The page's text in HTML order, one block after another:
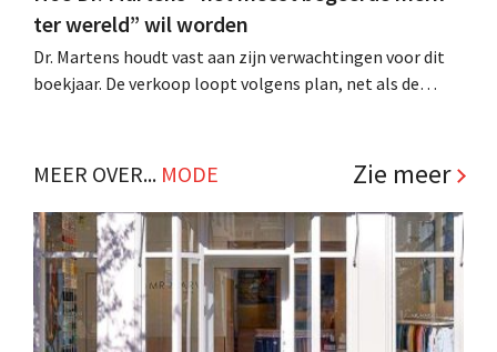
ter wereld” wil worden
Dr. Martens houdt vast aan zijn verwachtingen voor dit
boekjaar. De verkoop loopt volgens plan, net als de
MEER OVER... MODE Zie meer